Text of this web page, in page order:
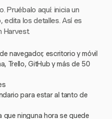
Pruébalo aquí: inicia un
edita los detalles. Así es
Harvest.
navegador, escritorio y móvil
Trello, GitHub y más de 50
para estar al tanto de
que ninguna hora se quede